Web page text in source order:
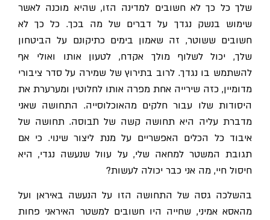
שלך כל כך לא חשובים למדינה הזו, שהיא מוכנה לאשר
שימוש בנשק נגדך על דברים של מה בכך. כל כך לא
חשובים ששוטר, זה שאמון בימים כתיקונם על הביטחון
שלך, יכול לשלוף מולך אקדח, לטעון אותו ואולי אף
להשתמש בו נגדך. לרוב בתירוץ של שמירה על סדר ציבורי
מדומיין, כזה שירייה אחת מפרה אותו לחלוטין ומערערת את
היסודות שלו עבור חלקים מהאוכלוסייה. התחושה שאני
מדברת עליה היא תחושה קשה של תבוסה. תחושה של
איבוד כל הכלים האפשריים על מנת ליצור שינוי. כי אם
תגובת המשטר למחאה שלי, על עוול שנעשה נגדי, היא
חיסול חיי, מה אני כבר יכולה לעשות?
בהשלכה גסה של התחושה הזו על הנעשה באיראן ועל
מהאסא אמיני, שחייה היו חשובים למשטר האיראני פחות